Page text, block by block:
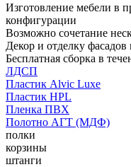
Изготовление мебели в
конфигурации
Возможно сочетание
Декор и отделку
Бесплатная сборка в
ЛДСП
Пластик Alvic Luxe
Пластик HPL
Пленка ПВХ
Полотно АГТ (МДФ)
полки
корзины
штанги